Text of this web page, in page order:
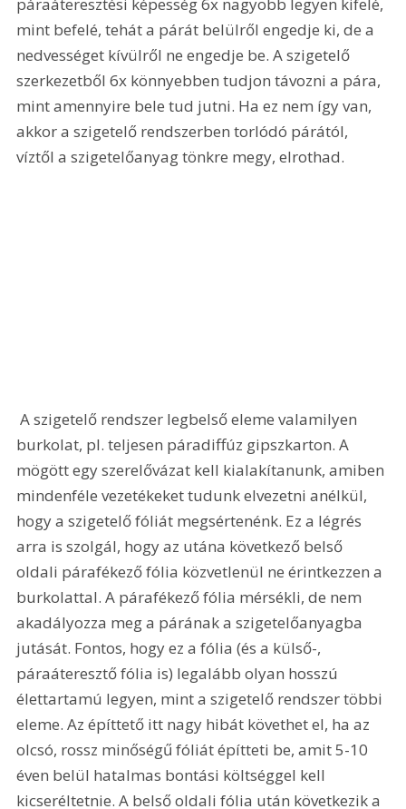
páraáteresztési képesség 6x nagyobb legyen kifelé,
mint befelé, tehát a párát belülről engedje ki, de a
nedvességet kívülről ne engedje be. A szigetelő
szerkezetből 6x könnyebben tudjon távozni a pára,
mint amennyire bele tud jutni. Ha ez nem így van,
akkor a szigetelő rendszerben torlódó párától,
víztől a szigetelőanyag tönkre megy, elrothad.
A szigetelő rendszer legbelső eleme valamilyen
burkolat, pl. teljesen páradiffúz gipszkarton. A
mögött egy szerelővázat kell kialakítanunk, amiben
mindenféle vezetékeket tudunk elvezetni anélkül,
hogy a szigetelő fóliát megsértenénk. Ez a légrés
arra is szolgál, hogy az utána következő belső
oldali párafékező fólia közvetlenül ne érintkezzen a
burkolattal. A párafékező fólia mérsékli, de nem
akadályozza meg a párának a szigetelőanyagba
jutását. Fontos, hogy ez a fólia (és a külső-,
páraáteresztő fólia is) legalább olyan hosszú
élettartamú legyen, mint a szigetelő rendszer többi
eleme. Az építtető itt nagy hibát követhet el, ha az
olcsó, rossz minőségű fóliát építteti be, amit 5-10
éven belül hatalmas bontási költséggel kell
kicseréltetnie. A belső oldali fólia után következik a